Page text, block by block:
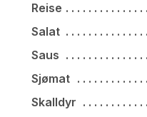
Reise
Salat
Saus
Sjømat
Skalldyr